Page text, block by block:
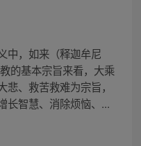
中，如来（释迦牟尼
的基本宗旨来看，大乘
、救苦救难为宗旨，
长智慧、消除烦恼、...